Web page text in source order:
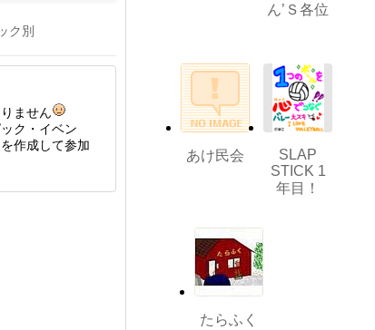
ク別
ません
ク・イベン
作成して参加
ん’Ｓ各位
あけ民会
SLAP
STICK 1
年目！
たらふく